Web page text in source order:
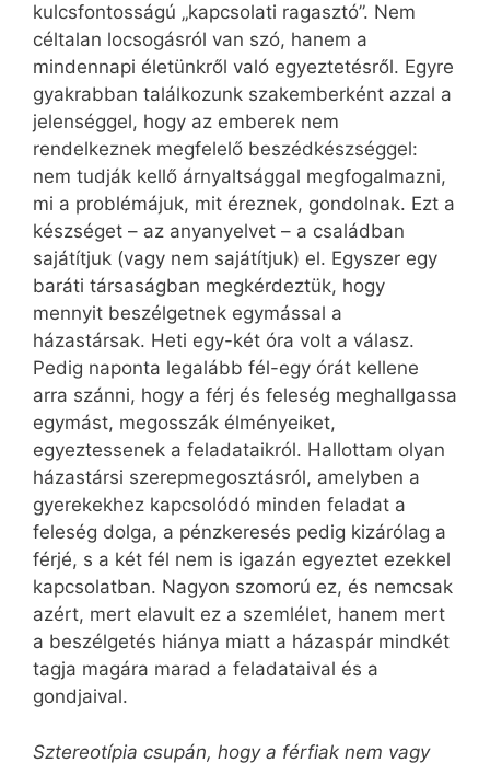
kulcsfontosságú „kapcsolati ragasztó”. Nem
céltalan locsogásról van szó, hanem a
mindennapi életünkről való egyeztetésről. Egyre
gyakrabban találkozunk szakemberként azzal a
jelenséggel, hogy az emberek nem
rendelkeznek megfelelő beszédkészséggel:
nem tudják kellő árnyaltsággal megfogalmazni,
mi a problémájuk, mit éreznek, gondolnak. Ezt a
készséget – az anyanyelvet – a családban
sajátítjuk (vagy nem sajátítjuk) el. Egyszer egy
baráti társaságban megkérdeztük, hogy
mennyit beszélgetnek egymással a
házastársak. Heti egy-két óra volt a válasz.
Pedig naponta legalább fél-egy órát kellene
arra szánni, hogy a férj és feleség meghallgassa
egymást, megosszák élményeiket,
egyeztessenek a feladataikról. Hallottam olyan
házastársi szerepmegosztásról, amelyben a
gyerekekhez kapcsolódó minden feladat a
feleség dolga, a pénzkeresés pedig kizárólag a
férjé, s a két fél nem is igazán egyeztet ezekkel
kapcsolatban. Nagyon szomorú ez, és nemcsak
azért, mert elavult ez a szemlélet, hanem mert
a beszélgetés hiánya miatt a házaspár mindkét
tagja magára marad a feladataival és a
gondjaival.
Sztereotípia csupán, hogy a férfiak nem vagy